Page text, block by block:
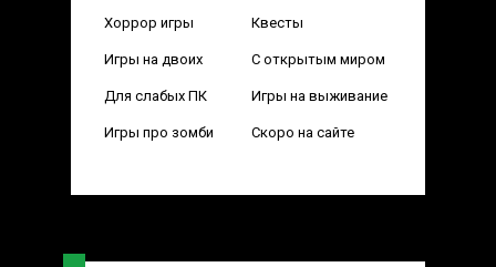
Хоррор игры Квесты
Игры на двоих С открытым миром
Для слабых ПК Игры на выживание
Игры про зомби Скоро на сайте